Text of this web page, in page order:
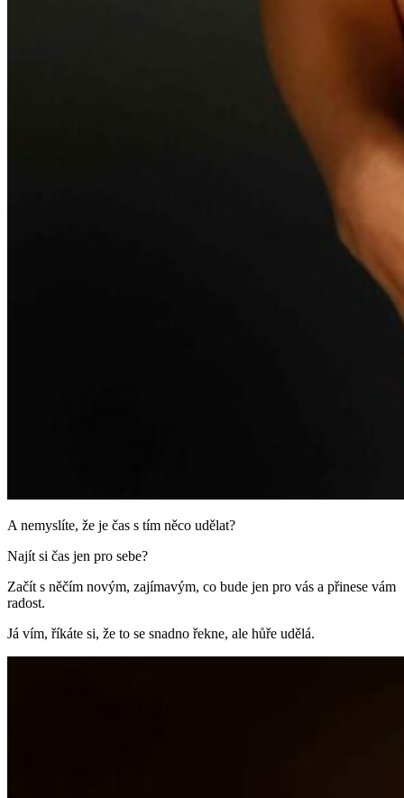
A nemyslíte, že je čas s tím něco udělat?
Najít si čas jen pro sebe?
Začít s něčím novým, zajímavým, co bude jen pro vás a přinese vám
radost.
Já vím, říkáte si, že to se snadno řekne, ale hůře udělá.